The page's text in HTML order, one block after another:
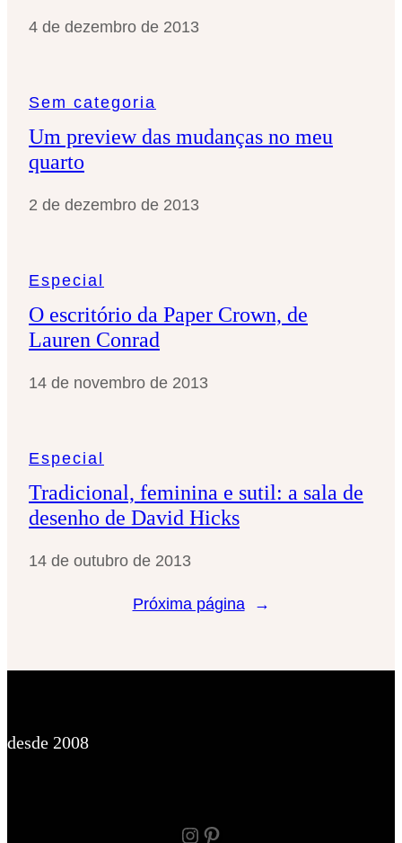
4 de dezembro de 2013
Sem categoria
Um preview das mudanças no meu
quarto
2 de dezembro de 2013
Especial
O escritório da Paper Crown, de
Lauren Conrad
14 de novembro de 2013
Especial
Tradicional, feminina e sutil: a sala de
desenho de David Hicks
14 de outubro de 2013
Próxima página →
desde 2008
Instagram Pinterest